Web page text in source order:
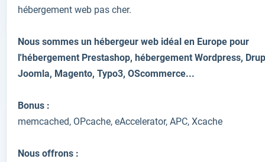
hébergement web pas cher.
Nous sommes un hébergeur web idéal en Europe pour
l'hébergement Prestashop, hébergement Wordpress,
Joomla, Magento, Typo3, OScommerce...
Bonus :
memcached, OPcache, eAccelerator, APC, Xcache
Nous offrons :